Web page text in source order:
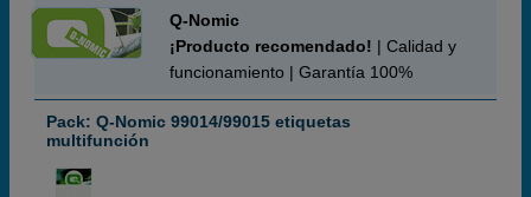
Q-Nomic
¡Producto recomendado! | Calidad y
funcionamiento | Garantía 100%
Pack: Q-Nomic 99014/99015 etiquetas
multifunción